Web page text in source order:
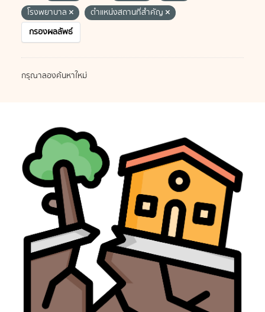
โรงพยาบาล
ตำแหน่งสถานที่สำคัญ
กรองผลลัพธ์
กรุณาลองค้นหาใหม่